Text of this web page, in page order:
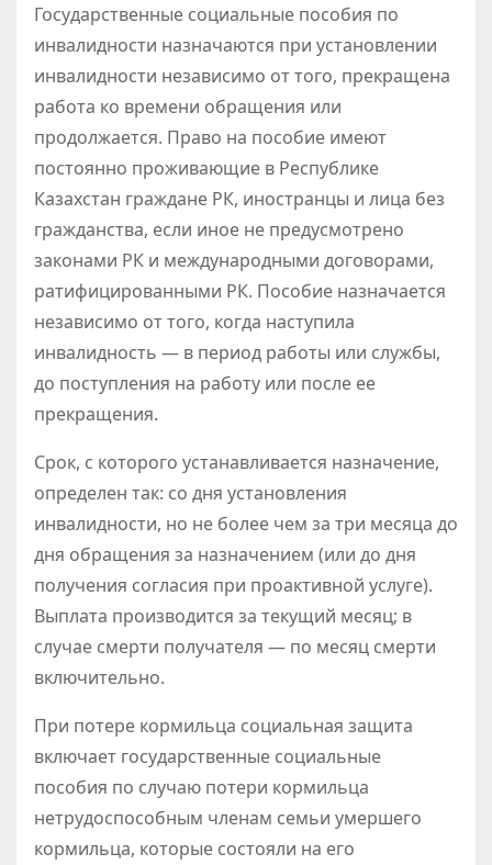
Государственные социальные пособия по
инвалидности назначаются при установлении
инвалидности независимо от того, прекращена
работа ко времени обращения или
продолжается. Право на пособие имеют
постоянно проживающие в Республике
Казахстан граждане РК, иностранцы и лица без
гражданства, если иное не предусмотрено
законами РК и международными договорами,
ратифицированными РК. Пособие назначается
независимо от того, когда наступила
инвалидность — в период работы или службы,
до поступления на работу или после ее
прекращения.
Срок, с которого устанавливается назначение,
определен так: со дня установления
инвалидности, но не более чем за три месяца до
дня обращения за назначением (или до дня
получения согласия при проактивной услуге).
Выплата производится за текущий месяц; в
случае смерти получателя — по месяц смерти
включительно.
При потере кормильца социальная защита
включает государственные социальные
пособия по случаю потери кормильца
нетрудоспособным членам семьи умершего
кормильца, которые состояли на его